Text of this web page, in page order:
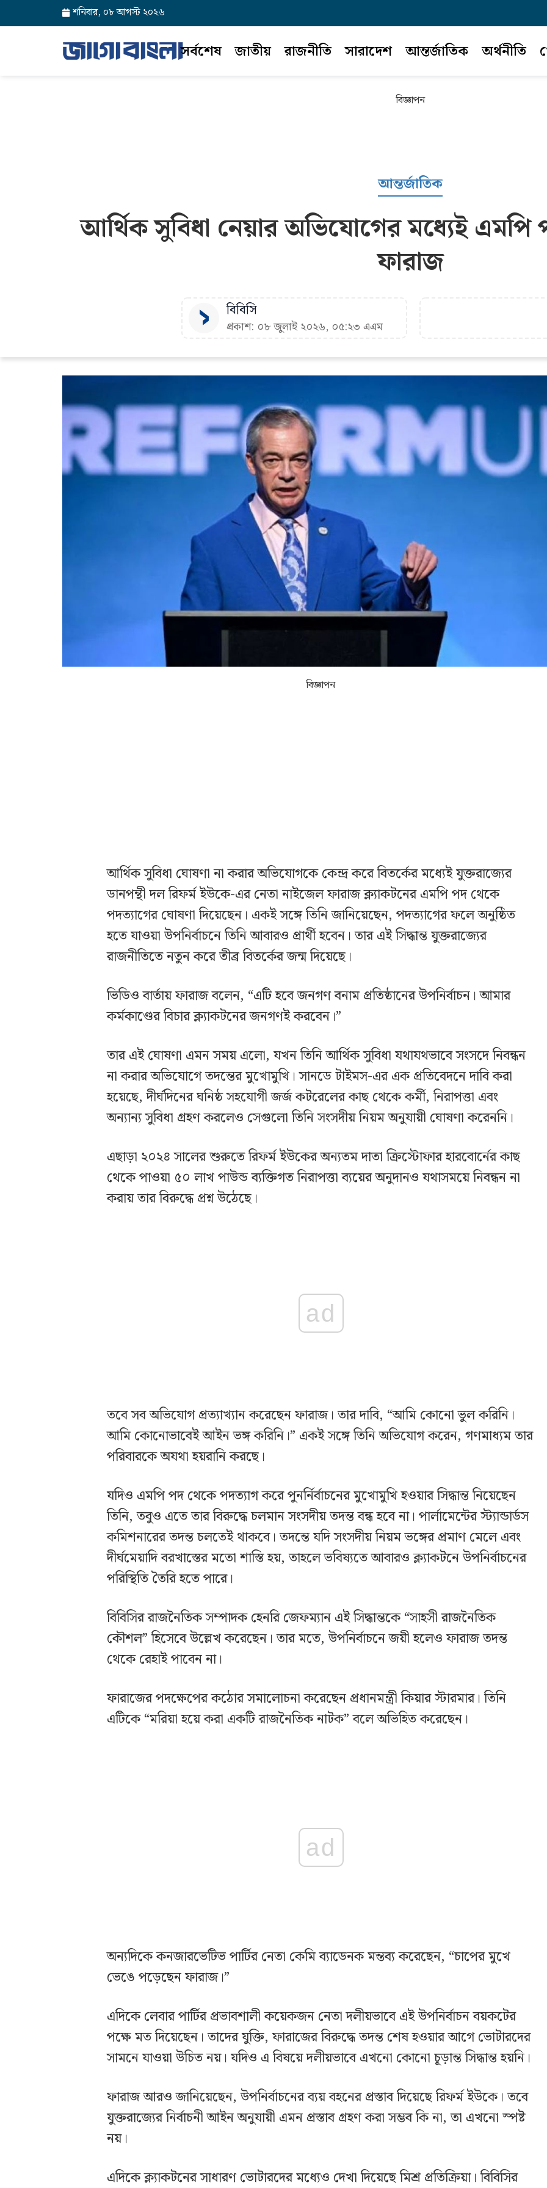
শনিবার, ০৮ আগস্ট ২০২৬
সর্বশেষ জাতীয় রাজনীতি সারাদেশ আন্তর্জাতিক অর্থনীতি
বিজ্ঞাপন
আন্তর্জাতিক
আর্থিক সুবিধা নেয়ার অভিযোগের মধ্যেই
ফারাজ
বিবিসি
প্রকাশ: ০৮ জুলাই ২০২৬, ০৫:২৩ এএম
বিজ্ঞাপন
আর্থিক সুবিধা ঘোষণা না করার অভিযোগকে কেন্দ্র করে বিতর্কের মধ্যেই যুক্তরাজ্যের
ডানপন্থী দল রিফর্ম ইউকে-এর নেতা নাইজেল ফারাজ ক্ল্যাকটনের এমপি পদ থেকে
পদত্যাগের ঘোষণা দিয়েছেন। একই সঙ্গে তিনি জানিয়েছেন, পদত্যাগের ফলে অনুষ্ঠিত
হতে যাওয়া উপনির্বাচনে তিনি আবারও প্রার্থী হবেন। তার এই সিদ্ধান্ত যুক্তরাজ্যের
রাজনীতিতে নতুন করে তীব্র বিতর্কের জন্ম দিয়েছে।
ভিডিও বার্তায় ফারাজ বলেন, “এটি হবে জনগণ বনাম প্রতিষ্ঠানের উপনির্বাচন। আমার
কর্মকাণ্ডের বিচার ক্ল্যাকটনের জনগণই করবেন।”
তার এই ঘোষণা এমন সময় এলো, যখন তিনি আর্থিক সুবিধা যথাযথভাবে সংসদে নিবন্ধন
না করার অভিযোগে তদন্তের মুখোমুখি। সানডে টাইমস-এর এক প্রতিবেদনে দাবি করা
হয়েছে, দীর্ঘদিনের ঘনিষ্ঠ সহযোগী জর্জ কটরেলের কাছ থেকে কর্মী, নিরাপত্তা এবং
অন্যান্য সুবিধা গ্রহণ করলেও সেগুলো তিনি সংসদীয় নিয়ম অনুযায়ী ঘোষণা করেননি।
এছাড়া ২০২৪ সালের শুরুতে রিফর্ম ইউকের অন্যতম দাতা ক্রিস্টোফার হারবোর্নের কাছ
থেকে পাওয়া ৫০ লাখ পাউন্ড ব্যক্তিগত নিরাপত্তা ব্যয়ের অনুদানও যথাসময়ে নিবন্ধন না
করায় তার বিরুদ্ধে প্রশ্ন উঠেছে।
ad
তবে সব অভিযোগ প্রত্যাখ্যান করেছেন ফারাজ। তার দাবি, “আমি কোনো ভুল করিনি।
আমি কোনোভাবেই আইন ভঙ্গ করিনি।” একই সঙ্গে তিনি অভিযোগ করেন, গণমাধ্যম তার
পরিবারকে অযথা হয়রানি করছে।
যদিও এমপি পদ থেকে পদত্যাগ করে পুনর্নির্বাচনের মুখোমুখি হওয়ার সিদ্ধান্ত নিয়েছেন
তিনি, তবুও এতে তার বিরুদ্ধে চলমান সংসদীয় তদন্ত বন্ধ হবে না। পার্লামেন্টের স্ট্যান্ডার্ডস
কমিশনারের তদন্ত চলতেই থাকবে। তদন্তে যদি সংসদীয় নিয়ম ভঙ্গের প্রমাণ মেলে এবং
দীর্ঘমেয়াদি বরখাস্তের মতো শাস্তি হয়, তাহলে ভবিষ্যতে আবারও ক্ল্যাকটনে উপনির্বাচনের
পরিস্থিতি তৈরি হতে পারে।
বিবিসির রাজনৈতিক সম্পাদক হেনরি জেফম্যান এই সিদ্ধান্তকে “সাহসী রাজনৈতিক
কৌশল” হিসেবে উল্লেখ করেছেন। তার মতে, উপনির্বাচনে জয়ী হলেও ফারাজ তদন্ত
থেকে রেহাই পাবেন না।
ফারাজের পদক্ষেপের কঠোর সমালোচনা করেছেন প্রধানমন্ত্রী কিয়ার স্টারমার। তিনি
এটিকে “মরিয়া হয়ে করা একটি রাজনৈতিক নাটক” বলে অভিহিত করেছেন।
ad
অন্যদিকে কনজারভেটিভ পার্টির নেতা কেমি ব্যাডেনক মন্তব্য করেছেন, “চাপের মুখে
ভেঙে পড়েছেন ফারাজ।”
এদিকে লেবার পার্টির প্রভাবশালী কয়েকজন নেতা দলীয়ভাবে এই উপনির্বাচন বয়কটের
পক্ষে মত দিয়েছেন। তাদের যুক্তি, ফারাজের বিরুদ্ধে তদন্ত শেষ হওয়ার আগে ভোটারদের
সামনে যাওয়া উচিত নয়। যদিও এ বিষয়ে দলীয়ভাবে এখনো কোনো চূড়ান্ত সিদ্ধান্ত হয়নি।
ফারাজ আরও জানিয়েছেন, উপনির্বাচনের ব্যয় বহনের প্রস্তাব দিয়েছে রিফর্ম ইউকে। তবে
যুক্তরাজ্যের নির্বাচনী আইন অনুযায়ী এমন প্রস্তাব গ্রহণ করা সম্ভব কি না, তা এখনো স্পষ্ট
নয়।
এদিকে ক্ল্যাকটনের সাধারণ ভোটারদের মধ্যেও দেখা দিয়েছে মিশ্র প্রতিক্রিয়া। বিবিসির